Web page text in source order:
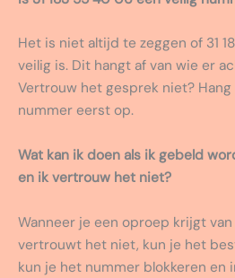
Het is niet altijd te zeggen of 31
veilig is. Dit hangt af van wie er
Vertrouw het gesprek niet?
nummer eerst op.
Wat kan ik doen als ik gebeld
en ik vertrouw het niet?
Wanneer je een oproep krijgt van
vertrouwt het niet, kun je het
kun je het nummer blokkeren en